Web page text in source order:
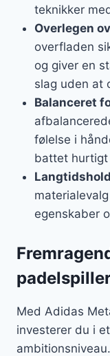
teknikker
Overlegen
overfladen
og giver en
slag uden at
Balanceret
følelse i
battet
egenskaber
Med Adidas
investerer du i